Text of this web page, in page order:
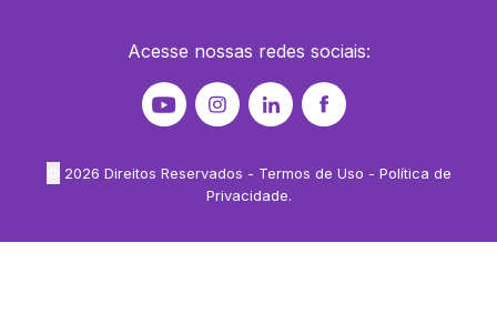
Acesse nossas redes sociais:
2026 Direitos Reservados - Termos de Uso - Política de
Privacidade.